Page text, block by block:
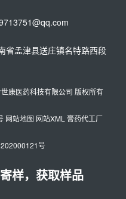
省孟津县送庄镇名特路西段
康医药科技有限公司 版权所有
网站地图 网站XML 膏药代工厂
号
样，获取样品